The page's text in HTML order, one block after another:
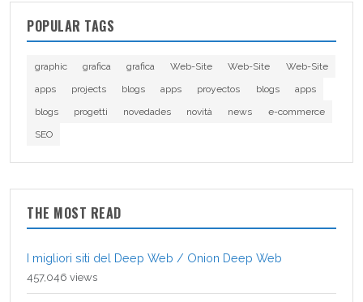
POPULAR TAGS
graphic grafica grafica Web-Site Web-Site
Web-Site
apps
projects blogs apps proyectos blogs
apps
blogs
progetti novedades novità news
e-commerce
SEO
THE MOST READ
I migliori siti del Deep Web / Onion Deep Web
457,046 views